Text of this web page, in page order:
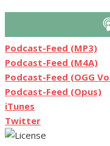
Podcast-Feed (MP3)
Podcast-Feed (M4A)
Podcast-Feed (OGG
Podcast-Feed (Opus)
iTunes
Twitter